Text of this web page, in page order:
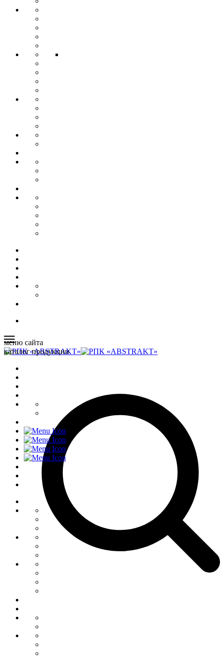
меню сайта
каталог продукции